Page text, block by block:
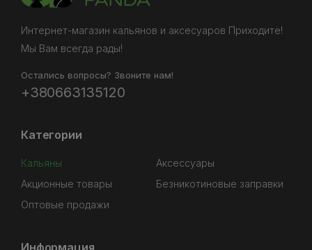
Интернет-магазин кальянов и аксесуаров Приходите!
Мы Вам всегда рады!
Остались вопросы? Звоните нам!
+380663135120
Категории
Кальяны
Аксессуары
Акционные товары
Безникотиновые заправки
Оптовые продажи
Информация